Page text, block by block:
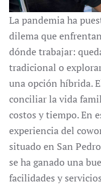
La pandemia ha
dilema que
dónde trabajar:
tradicional o
una opción híbrida.
conciliar la vida
costos y tiempo. En
experiencia del
situado en San
se ha ganado una
facilidades y